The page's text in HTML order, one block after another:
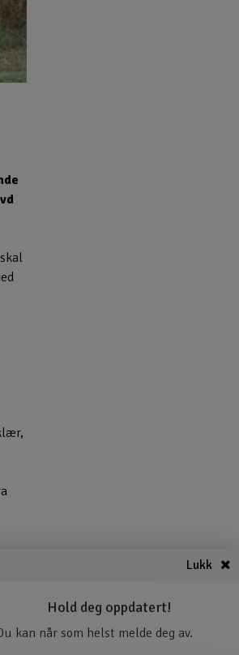
Lukk
Hold deg oppdatert!
kan når som helst melde deg av.